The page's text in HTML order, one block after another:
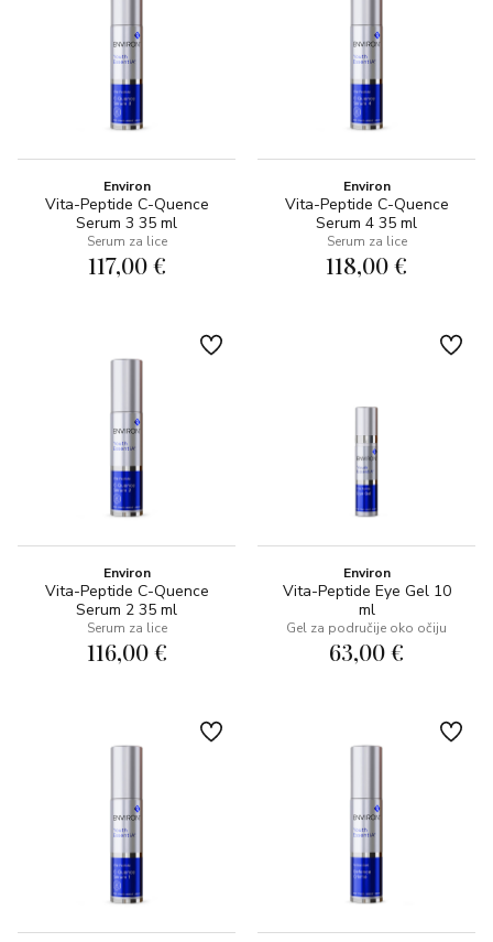
Environ
Vita-Peptide C-Quence
Serum 3 35 ml
Serum za lice
117,00 €
Environ
Vita-Peptide C-Quence
Serum 4 35 ml
Serum za lice
118,00 €
Environ
Vita-Peptide C-Quence
Serum 2 35 ml
Serum za lice
116,00 €
Environ
Vita-Peptide Eye Gel 10
ml
Gel za područije oko očiju
63,00 €